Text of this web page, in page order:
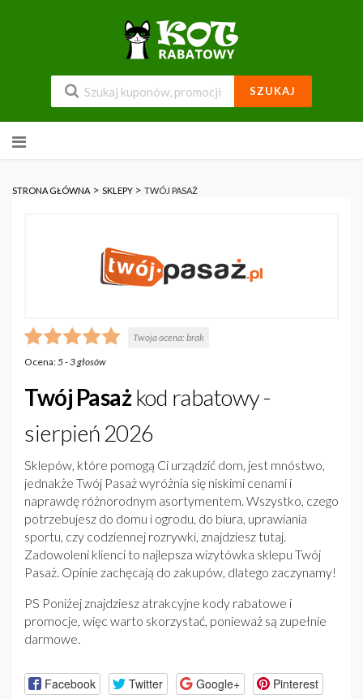
SZUKAJ
do
STRONA GŁÓWNA > SKLEPY > TWÓJ PASAŻ
Twoja ocena:brak
Ocena:5-3głosów
Twój Pasażkod rabatowy -
sierpień 2026
Sklepów, które pomogą Ci urządzić dom, jest mnóstwo,
jednakże Twój Pasaż wyróżnia się niskimi cenami i
naprawdę różnorodnym asortymentem. Wszystko, czego
potrzebujesz do domu i ogrodu, do biura, uprawiania
sportu, czy codziennej rozrywki, znajdziesz tutaj.
Zadowoleni klienci to najlepsza wizytówka sklepu Twój
Pasaż. Opinie zachęcają do zakupów, dlatego zaczynamy!
PS Poniżej znajdziesz atrakcyjne kody rabatowe i
promocje, więc warto skorzystać, ponieważ są zupełnie
darmowe.
Facebook Twitter Google+ Pinterest